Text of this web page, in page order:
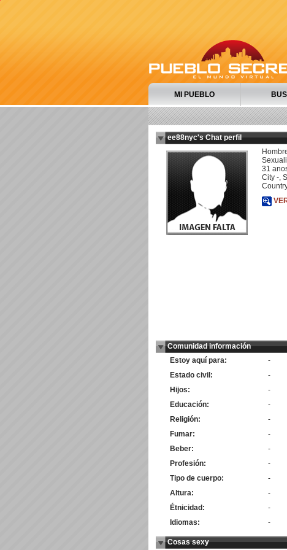
MI PUEBLO
ee88nyc's Chat perfil
31
City -,
Comunidad información
Estoy aquí para:
-
Estado civil:
-
Hijos:
-
Educación:
-
Religión:
-
Fumar:
-
Beber:
-
Profesión:
-
Tipo de cuerpo:
-
Altura:
-
Étnicidad:
-
Idiomas:
-
Cosas sexy